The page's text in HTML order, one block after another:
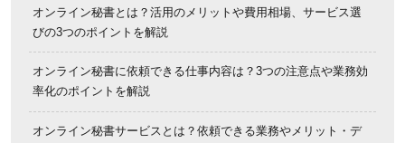
オンライン秘書とは？活用のメリットや費用相場、サービス選
びの3つのポイントを解説
オンライン秘書に依頼できる仕事内容は？3つの注意点や業務効
率化のポイントを解説
オンライン秘書サービスとは？依頼できる業務やメリット・デ